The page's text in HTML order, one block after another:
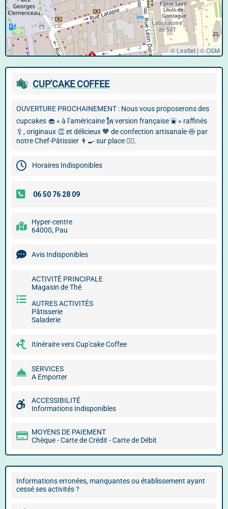
© Leaflet | ©OSM
CUP'CAKE COFFEE
OUVERTURE PROCHAINEMENT : Nous vous proposerons des
cupcakes 🧁 « à l’américaine 🗽 version française ⛲ » raffinés
🥄, originaux 👏 et délicieux 🧡 de confection artisanale 🍥 par
notre Chef-Pâtissier 👨‍🍳 sur place 💁‍♂️.
Horaires Indisponibles
Hyper-centre
64000, Pau
Avis Indisponibles
ACTIVITÉ PRINCIPALE
Magasin de Thé
AUTRES ACTIVITÉS
Pâtisserie
Saladerie
Itinéraire vers Cup'cake Coffee
SERVICES
A Emporter
ACCESSIBILITÉ
Informations Indisponibles
MOYENS DE PAIEMENT
Chèque - Carte de Crédit - Carte de Débit
Informations erronées, manquantes ou établissement ayant
cessé ses activités ?